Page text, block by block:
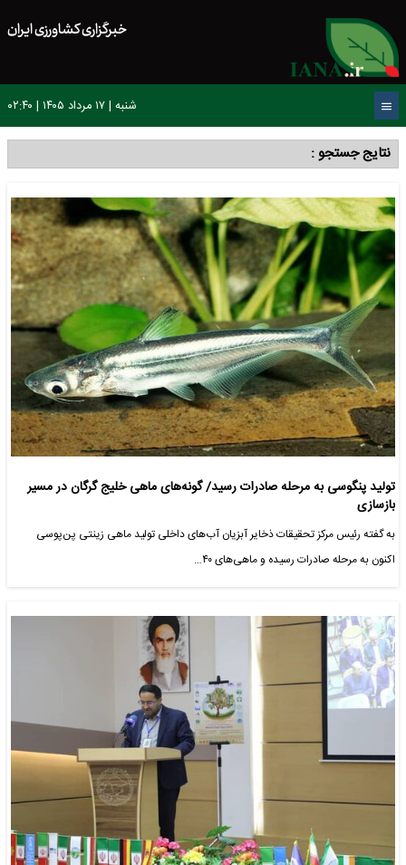
خبرگزاری کشاورزی ایران
شنبه | ۱۷ مرداد ۱۴۰۵ | ۰۲:۴۰
نتایج جستجو :
تولید پنگوسی به مرحله صادرات رسید/ گونه‌های ماهی خلیج گرگان در مسیر
بازسازی
به گفته رئیس مرکز تحقیقات ذخایر آبزیان آب‌های داخلی تولید ماهی زینتی پن‌پوسی
اکنون به مرحله صادرات رسیده و ماهی‌های ۴۰…